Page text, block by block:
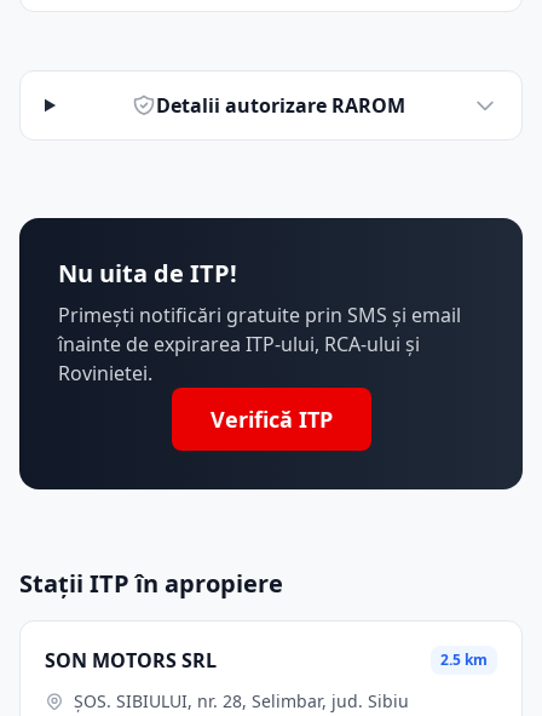
Detalii autorizare RAROM
Nu uita de ITP!
Primești notificări gratuite prin SMS și email
înainte de expirarea ITP-ului, RCA-ului și
Rovinietei.
Verifică ITP
Stații ITP în apropiere
SON MOTORS SRL 2.5 km
ŞOS. SIBIULUI, nr. 28, Selimbar, jud. Sibiu